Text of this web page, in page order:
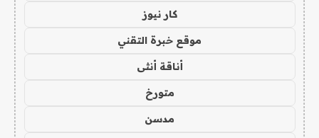
كار نيوز
موقع خبرة التقني
أناقة أنثى
متورخ
مدسن